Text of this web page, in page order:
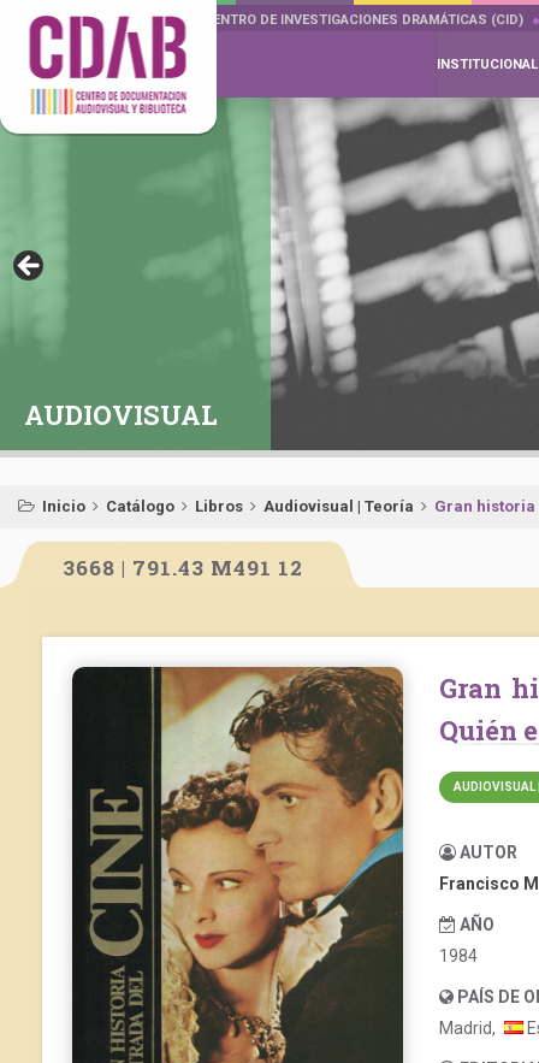
DOCUMENTA DRAMÁTICAS CENTRO DE INVESTIGACIONES DRAMÁTICAS (CID)
INSTITUCIONAL
AUDIOVISUAL
Inicio Catálogo Libros Audiovisual | Teoría Gran historia
3668 | 791.43 M491 12
Gran historia ilustrada del cine. Volumen 12:
Quién
AUDIOVISUAL
AUTOR
Francisco
AÑO
1984
PAÍS DE
Madrid,